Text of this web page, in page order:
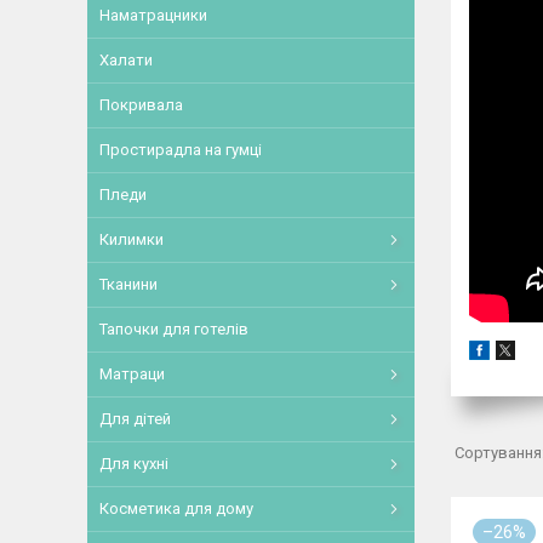
–26%
Наматрацники
Халати
Покривала
Простирадла на гумці
Пледи
Килимки
Тканини
Тапочки для готелів
Матраци
Для дітей
Для кухні
Косметика для дому